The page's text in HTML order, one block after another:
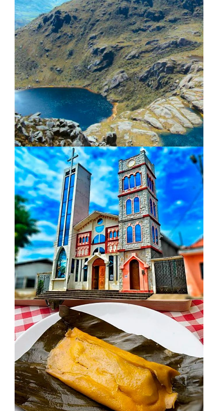
Parque Nacional Yacurí
Turismo
Iglesia Central
Arte y Cultura
Tamales
Gastronomia